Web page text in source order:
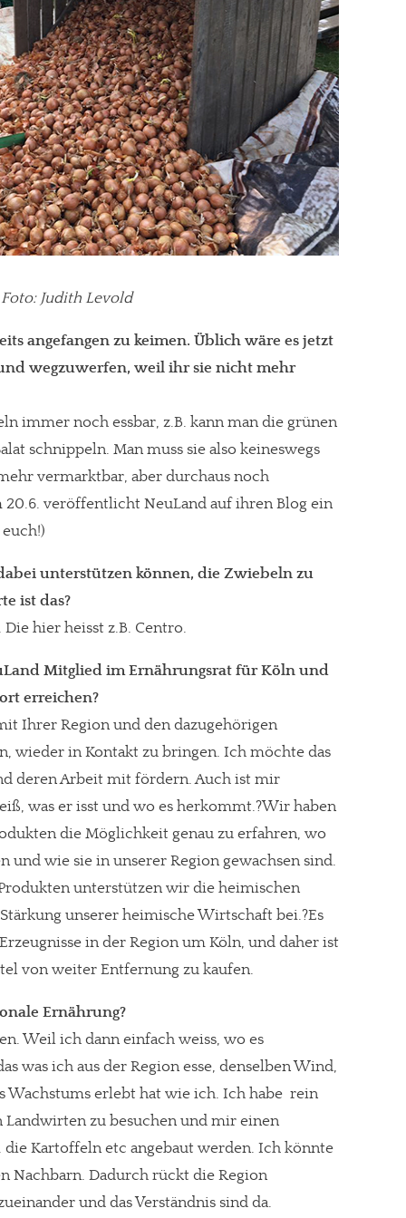
Judith Levold
angefangen zu keimen. Üblich wäre es jetzt
wegzuwerfen, weil ihr sie nicht mehr
immer noch essbar, z.B. kann man die grünen
schnippeln. Man muss sie also keineswegs
vermarktbar, aber durchaus noch
20.6. veröffentlicht NeuLand auf ihren Blog ein
unterstützen können, die Zwiebeln zu
ist das?
hier heisst z.B. Centro.
Mitglied im Ernährungsrat für Köln und
erreichen?
Ihrer Region und den dazugehörigen
wieder in Kontakt zu bringen. Ich möchte das
deren Arbeit mit fördern. Auch ist mir
was er isst und wo es herkommt.?Wir haben
die Möglichkeit genau zu erfahren, wo
und wie sie in unserer Region gewachsen sind.
unterstützen wir die heimischen
unserer heimische Wirtschaft bei.?Es
in der Region um Köln, und daher ist
von weiter Entfernung zu kaufen.
Ernährung?
Weil ich dann einfach weiss, wo es
was ich aus der Region esse, denselben Wind,
Wachstums erlebt hat wie ich. Ich habe  rein
Landwirten zu besuchen und mir einen
die Kartoffeln etc angebaut werden. Ich könnte
Nachbarn. Dadurch rückt die Region
und das Verständnis sind da.